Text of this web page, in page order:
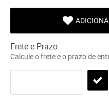
Frete e Prazo
Calcule o frete e o prazo de